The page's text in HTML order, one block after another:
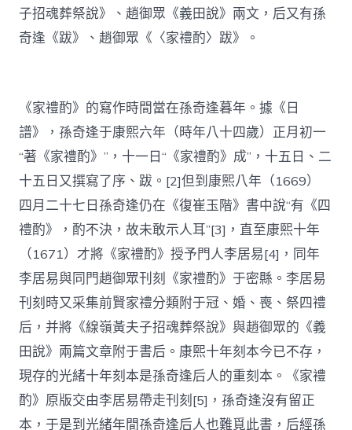
子招魂葬祭說》、趙御眾《義田說》兩文，后又有孫
奇逢《跋》、趙御眾《〈家禮酌〉跋》。
《家禮酌》的寫作時間當在孫奇逢暮年。據《日
譜》，孫奇逢于康熙六年（時年八十四歲）正月初一
“著《家禮酌》”，十一日“《家禮酌》成”，十五日、二
十五日又撰寫了序、跋。[2]但到康熙八年（1669）
四月二十七日孫奇逢仍在《復崔玉階》書中說“有《四
禮酌》，酌不決，故未敢示人耳”[3]，直至康熙十年
（1671）才將《家禮酌》授予門人李居易[4]，同年
李居易與同門趙御眾刊刻《家禮酌》于密縣。李居易
刊刻時又采集前賢家禮分類附于冠、婚、喪、祭四禮
后，并將《線嶺黃夫子招魂葬祭說》與趙御眾的《義
田說》兩篇文章附于書后。康熙十年刻本今已不存，
現存的光緒十年刻本是孫奇逢后人的重刻本。《家禮
酌》原版交由李居易帶走刊刻[5]，孫奇逢沒有留正
本，于是到光緒年間孫奇逢后人也難覓此書，后經孫